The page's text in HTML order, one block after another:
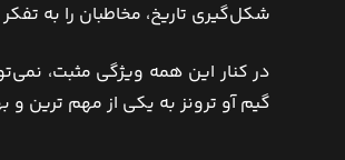
شکل‌گیری تاریخ، مخاطبان را به
در کنار این همه ویژگی مثبت،
گیم آو ترونز به یکی از مهم ‌ترین